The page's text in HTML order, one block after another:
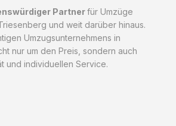
Partnerfür Umzüge
und weit darüber hinaus.
Umzugsunternehmens in
nur um den Preis, sondern auch
und individuellen Service.